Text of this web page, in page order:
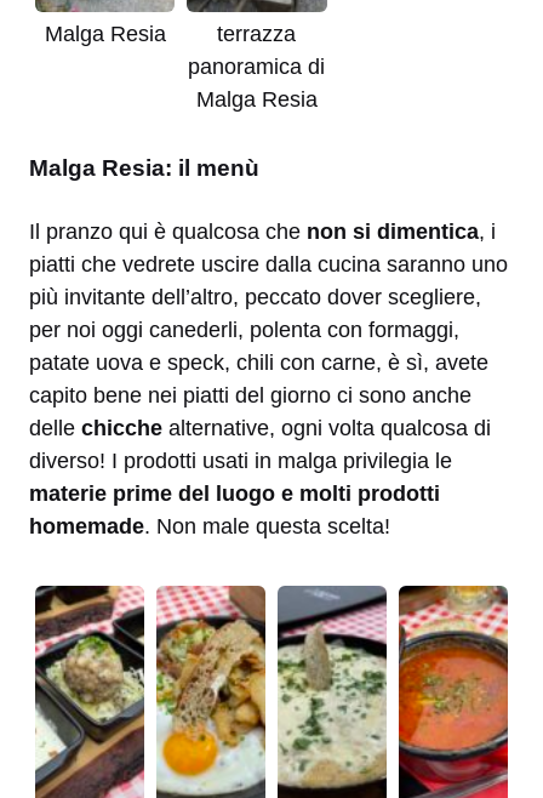
Malga Resia
terrazza
panoramica di
Malga Resia
Malga Resia: il menù
Il pranzo qui è qualcosa che non si dimentica, i
piatti che vedrete uscire dalla cucina saranno uno
più invitante dell’altro, peccato dover scegliere,
per noi oggi canederli, polenta con formaggi,
patate uova e speck, chili con carne, è sì, avete
capito bene nei piatti del giorno ci sono anche
delle chicche alternative, ogni volta qualcosa di
diverso! I prodotti usati in malga privilegia le
materie prime del luogo e molti prodotti
homemade. Non male questa scelta!